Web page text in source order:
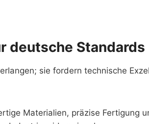
deutsche Standards
sie fordern technische
Materialien, präzise Fertigung